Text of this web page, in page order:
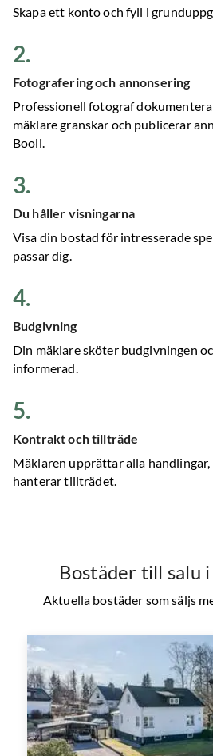
Skapa ett konto och fyll i
2.
Fotografering och annonsering
Professionell fotograf
mäklare granskar och publicerar
Booli.
3.
Du håller visningarna
Visa din bostad för intresserade
passar dig.
4.
Budgivning
Din mäklare sköter budgivningen
informerad.
5.
Kontrakt och tillträde
Mäklaren upprättar alla handlingar,
hanterar tillträdet.
Bostäder till salu
Aktuella bostäder som säljs